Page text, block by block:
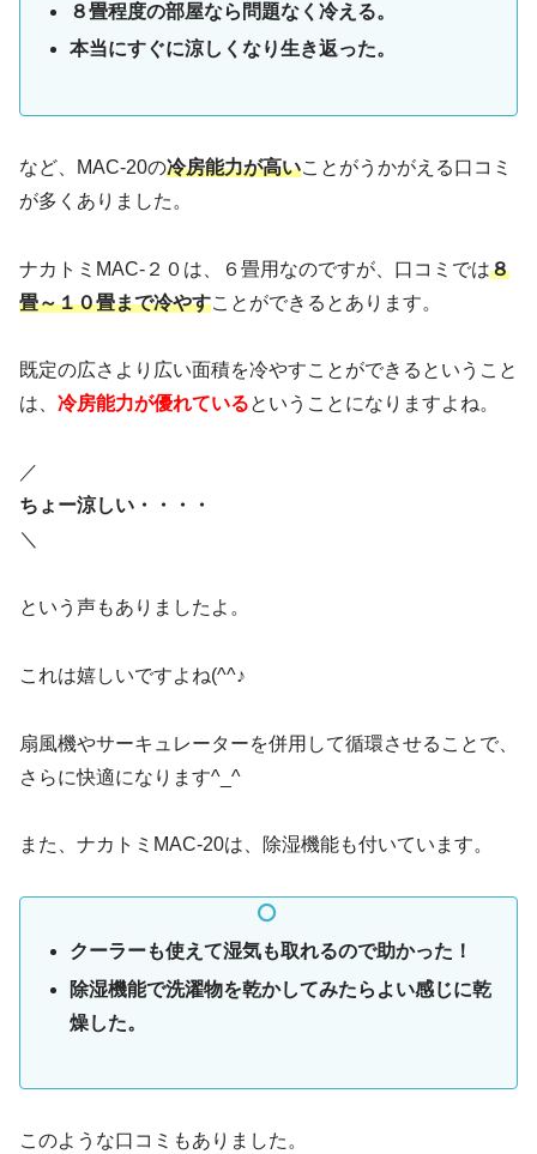
８畳程度の部屋なら問題なく冷える。
本当にすぐに涼しくなり生き返った。
など、MAC-20の冷房能力が高いことがうかがえる口コミ
が多くありました。
ナカトミMAC-２０は、６畳用なのですが、口コミでは８
畳～１０畳まで冷やすことができるとあります。
既定の広さより広い面積を冷やすことができるということ
は、 冷房能力が優れているということになりますよね。
／
ちょー涼しい・・・・
＼
という声もありましたよ。
これは嬉しいですよね(^^♪
扇風機やサーキュレーターを併用して循環させることで、
さらに快適になります^_^
また、ナカトミMAC-20は、除湿機能も付いています。
クーラーも使えて湿気も取れるので助かった！
除湿機能で洗濯物を乾かしてみたらよい感じに乾
燥した。
このような口コミもありました。